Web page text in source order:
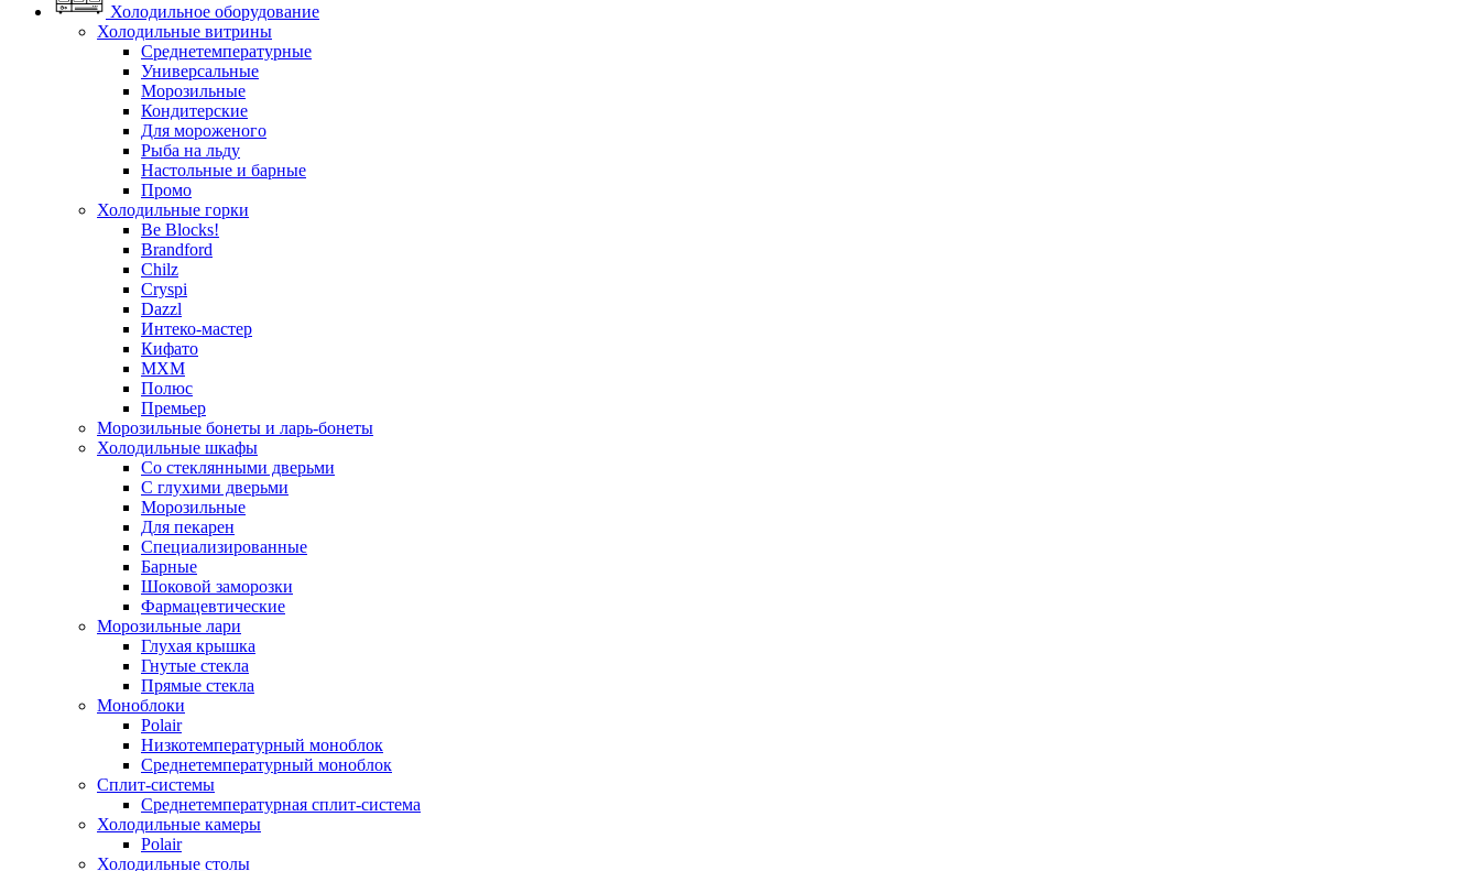
Холодильное оборудование
Холодильные витрины
Среднетемпературные
Универсальные
Морозильные
Кондитерские
Для мороженого
Рыба на льду
Настольные и барные
Промо
Холодильные горки
Be Blocks!
Brandford
Chilz
Cryspi
Dazzl
Интеко-мастер
Кифато
МХМ
Полюс
Премьер
Морозильные бонеты и ларь-бонеты
Холодильные шкафы
Со стеклянными дверьми
С глухими дверьми
Морозильные
Для пекарен
Специализированные
Барные
Шоковой заморозки
Фармацевтические
Морозильные лари
Глухая крышка
Гнутые стекла
Прямые стекла
Моноблоки
Polair
Низкотемпературный моноблок
Среднетемпературный моноблок
Сплит-системы
Среднетемпературная сплит-система
Холодильные камеры
Polair
Холодильные столы